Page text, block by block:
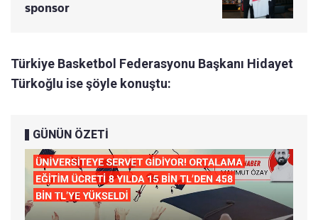
sponsor
Türkiye Basketbol Federasyonu Başkanı Hidayet
Türkoğlu ise şöyle konuştu:
GÜNÜN ÖZETİ